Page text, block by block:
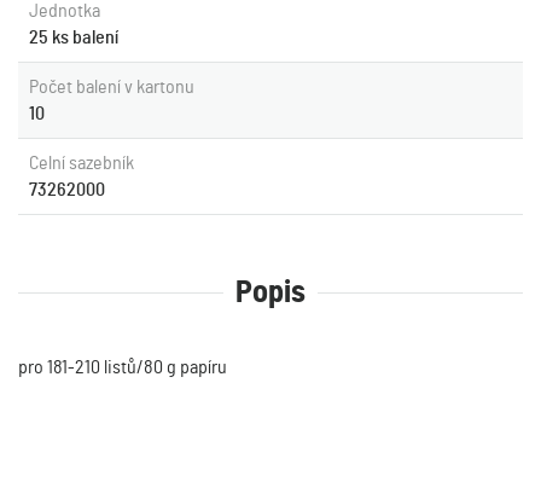
Jednotka
25 ks balení
Počet balení v kartonu
10
Celní sazebník
73262000
Popis
pro 181-210 listů/80 g papíru